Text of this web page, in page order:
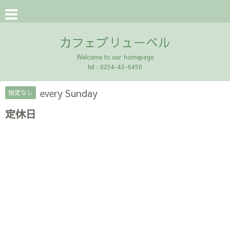
カフェブリューベル
Welcome to our homepage
tel : 0234-43-6450
指定なし every Sunday
定休日